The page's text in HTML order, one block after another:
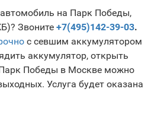
на Парк Победы,
Звоните +7(495)142-39-03.
с севшим аккумулятором
аккумулятор, открыть
Победы в Москве можно
Услуга будет оказана